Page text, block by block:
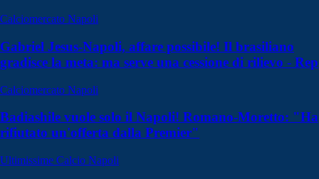
Calciomercato Napoli
Gabriel Jesus-Napoli, affare possibile! Il brasiliano
gradisce la meta: ma serve una cessione di rilievo - Rep
Calciomercato Napoli
Badiashile vuole solo il Napoli! Romano-Moretto: "Ha
rifiutato un'offerta dalla Premier"
Ultimissime Calcio Napoli